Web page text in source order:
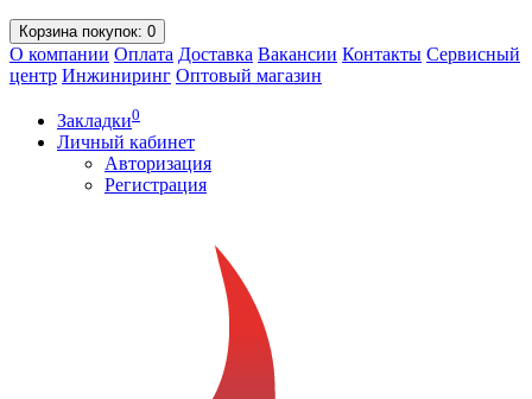
Корзинапокупок: 0
О компании Оплата Доставка Вакансии Контакты Сервисный
центр Инжиниринг Оптовый магазин
Закладки0
Личный кабинет
Авторизация
Регистрация